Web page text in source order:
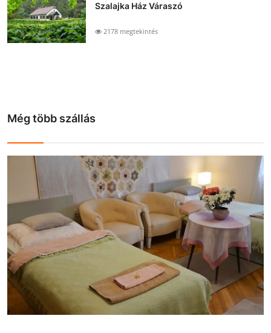
Szalajka Ház Váraszó
2178 megtekintés
Még több szállás